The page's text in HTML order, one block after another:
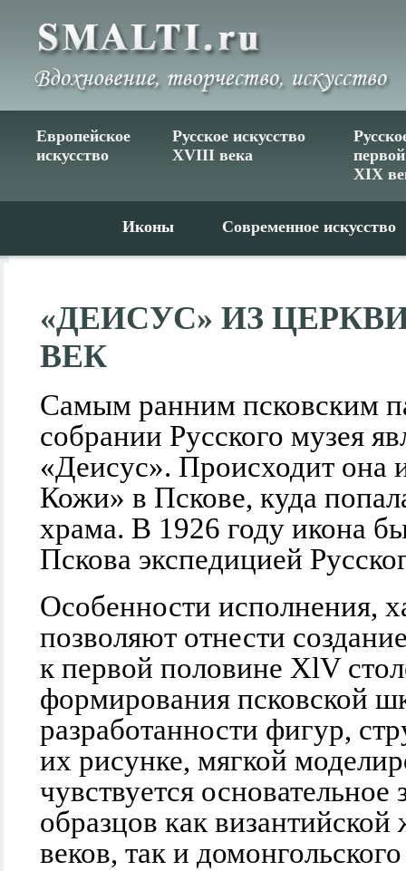
Европейское
искусство
Русское искусство
XVIII века
XIX
Иконы Современное искусство
«ДЕИСУС» ИЗ
ВЕК
Самым ранним псковским
собрании Русского музея
«Деисус». Происходит она
Кожи» в Пскове, куда
храма. В 1926 году икона
Пскова экспедицией
Особенности исполнения,
позволяют отнести
к первой половине XlV
формирования псковской
разработанности фигур,
их рисунке, мягкой
чувствуется
образцов как
веков, так и